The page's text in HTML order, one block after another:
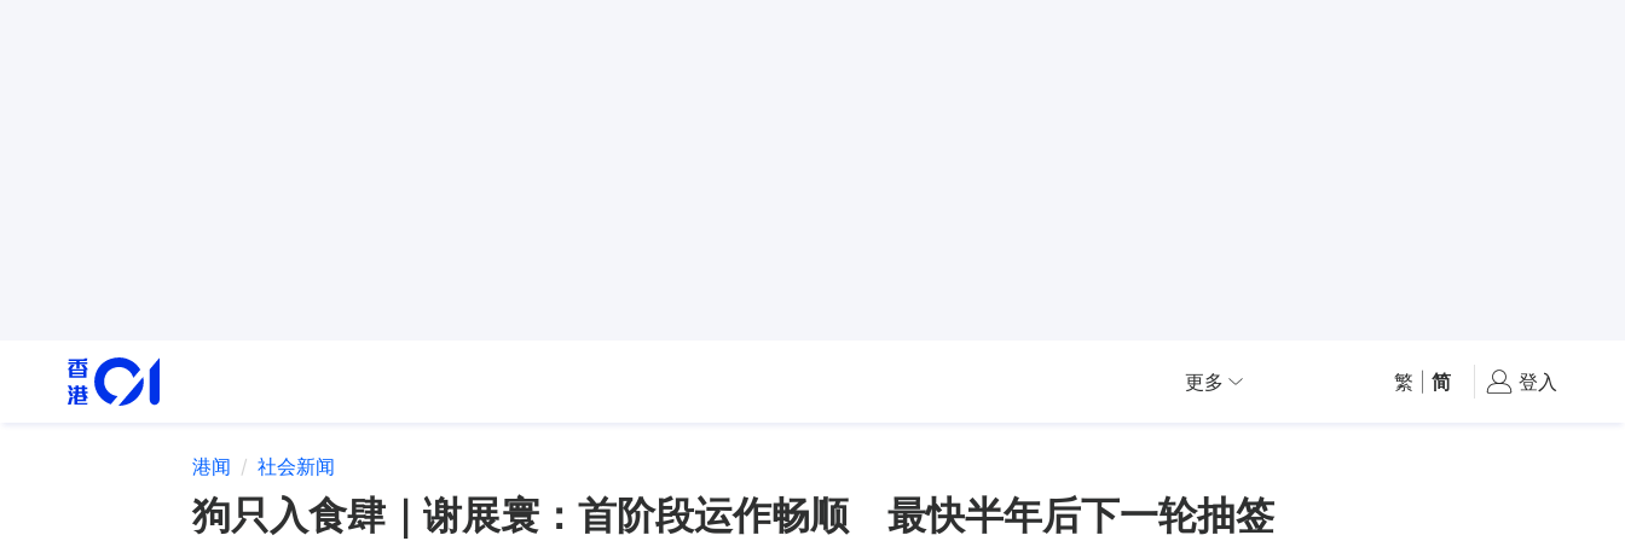
更多 繁 简 登入
港闻 社会新闻
狗只入食肆｜谢展寰：首阶段运作畅顺 最快半年后下一轮抽签